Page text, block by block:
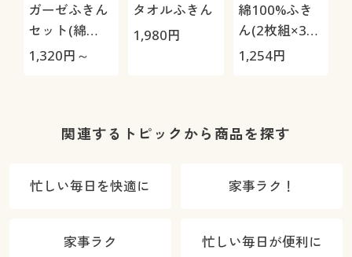
ガーゼふきん
セット(綿
100%)
1,320円～
タオルふきん
1,980円
綿100%ふき
ん(2枚組×3セ
ット)
1,254円
関連するトピックから商品を探す
忙しい毎日を快適に 家事ラク！
家事ラク 忙しい毎日が便利に